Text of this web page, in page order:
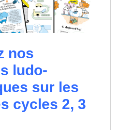
nos
ludo-
sur les
cycles 2, 3